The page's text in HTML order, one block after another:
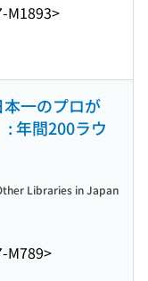
M1893>
一のプロが
: 年間200ラウ
M789>
Libraries in Japan